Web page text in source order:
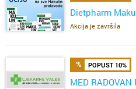
Dietpharm
Akcija je završila
POPUST 10%
MED RADOVAN